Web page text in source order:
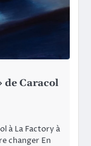
de Caracol
à La Factory à
changer En